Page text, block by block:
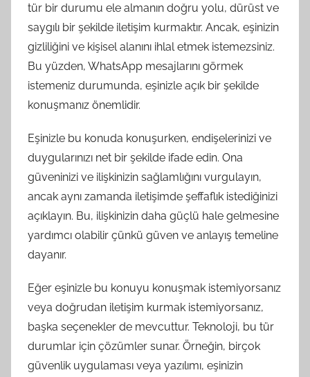
tür bir durumu ele almanın doğru yolu, dürüst ve
saygılı bir şekilde iletişim kurmaktır. Ancak, eşinizin
gizliliğini ve kişisel alanını ihlal etmek istemezsiniz.
Bu yüzden, WhatsApp mesajlarını görmek
istemeniz durumunda, eşinizle açık bir şekilde
konuşmanız önemlidir.
Eşinizle bu konuda konuşurken, endişelerinizi ve
duygularınızı net bir şekilde ifade edin. Ona
güveninizi ve ilişkinizin sağlamlığını vurgulayın,
ancak aynı zamanda iletişimde şeffaflık istediğinizi
açıklayın. Bu, ilişkinizin daha güçlü hale gelmesine
yardımcı olabilir çünkü güven ve anlayış temeline
dayanır.
Eğer eşinizle bu konuyu konuşmak istemiyorsanız
veya doğrudan iletişim kurmak istemiyorsanız,
başka seçenekler de mevcuttur. Teknoloji, bu tür
durumlar için çözümler sunar. Örneğin, birçok
güvenlik uygulaması veya yazılımı, eşinizin